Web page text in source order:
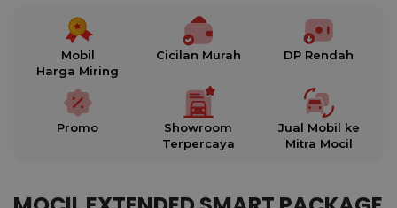
Mobil
Harga Miring
Cicilan Murah DP Rendah
Promo
Showroom
Terpercaya
Jual Mobil ke
Mitra Mocil